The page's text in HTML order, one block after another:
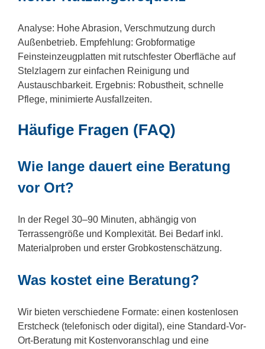
Analyse: Hohe Abrasion, Verschmutzung durch
Außenbetrieb. Empfehlung: Grobformatige
Feinsteinzeugplatten mit rutschfester Oberfläche auf
Stelzlagern zur einfachen Reinigung und
Austauschbarkeit. Ergebnis: Robustheit, schnelle
Pflege, minimierte Ausfallzeiten.
Häufige Fragen (FAQ)
Wie lange dauert eine Beratung
vor Ort?
In der Regel 30–90 Minuten, abhängig von
Terrassengröße und Komplexität. Bei Bedarf inkl.
Materialproben und erster Grobkostenschätzung.
Was kostet eine Beratung?
Wir bieten verschiedene Formate: einen kostenlosen
Erstcheck (telefonisch oder digital), eine Standard-Vor-
Ort-Beratung mit Kostenvoranschlag und eine